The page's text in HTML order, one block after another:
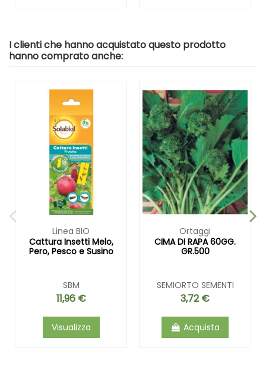
I clienti che hanno acquistato questo prodotto
hanno comprato anche:
Linea BIO
Cattura Insetti Melo,
Pero, Pesco e Susino
SBM
11,96 €
Visualizza
Ortaggi
CIMA DI RAPA 60GG.
GR.500
SEMIORTO SEMENTI
3,72 €
Acquista